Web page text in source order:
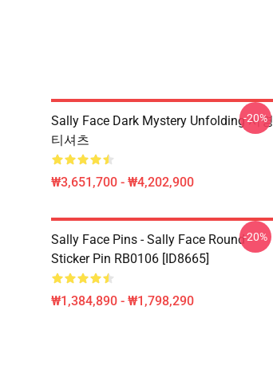
Sally Face Dark Mystery Unfolding 서명
티셔츠
₩3,651,700 - ₩4,202,900
-20%
Sally Face Pins - Sally Face Round
Sticker Pin RB0106 [ID8665]
₩1,384,890 - ₩1,798,290
-20%